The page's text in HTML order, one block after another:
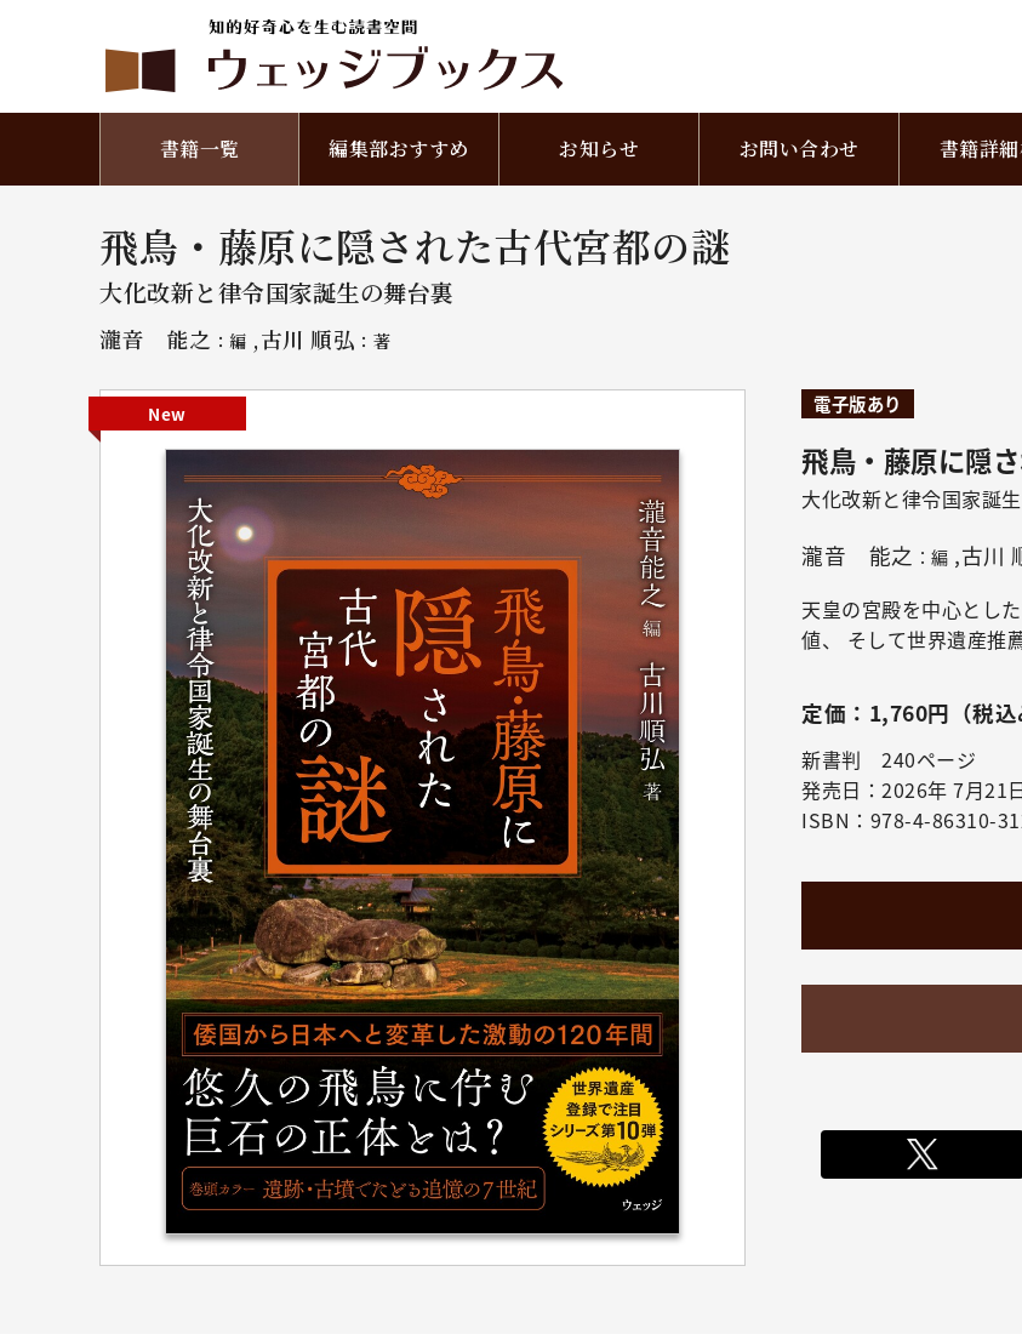
書籍一覧 編集部おすすめ お知らせ お問い合わせ 書籍詳
飛鳥・藤原に隠された古代宮都の謎
大化改新と律令国家誕生の舞台裏
瀧音 能之 ：編 ,古川 順弘 ：著
New 電子版あり
飛鳥・藤原に隠
大化改新と律令国家誕
瀧音 能之 ：編 ,古川
天皇の宮殿を中心とし
値、 そして世界遺産推
定価：1,760円（税込
新書判 240ページ
発売日：2026年 7月21
ISBN：978-4-86310-